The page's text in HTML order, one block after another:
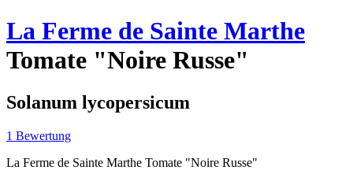
La Ferme de Sainte Marthe
Tomate "Noire Russe"
Solanum lycopersicum
1 Bewertung
La Ferme de Sainte Marthe Tomate "Noire Russe"